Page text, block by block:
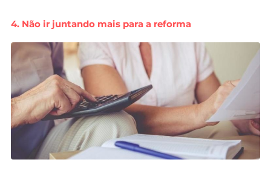
4. Não ir juntando mais para a reforma